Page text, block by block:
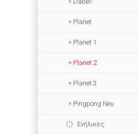
Planet
Planet 1
Planet 2
Planet 3
Pingpong Neu
Ενήλικες